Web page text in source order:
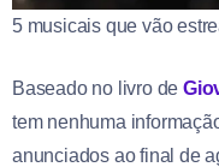
5 musicais que vão
Baseado no livro de
tem nenhuma
anunciados ao final de